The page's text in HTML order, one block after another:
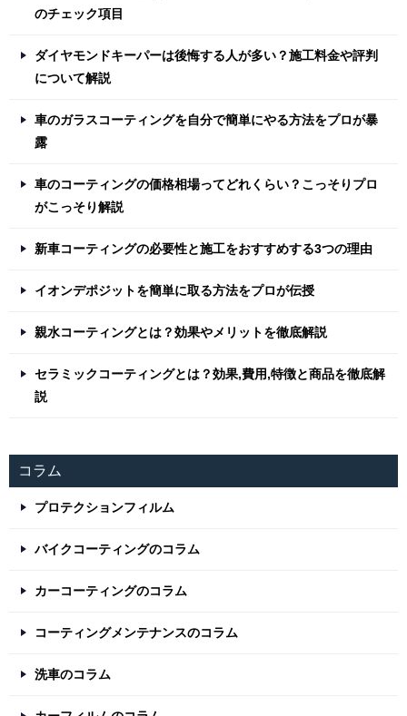
のチェック項目
ダイヤモンドキーパーは後悔する人が多い？施工料金や評判
について解説
車のガラスコーティングを自分で簡単にやる方法をプロが暴
露
車のコーティングの価格相場ってどれくらい？こっそりプロ
がこっそり解説
新車コーティングの必要性と施工をおすすめする3つの理由
イオンデポジットを簡単に取る方法をプロが伝授
親水コーティングとは？効果やメリットを徹底解説
セラミックコーティングとは？効果,費用,特徴と商品を徹底解
説
コラム
プロテクションフィルム
バイクコーティングのコラム
カーコーティングのコラム
コーティングメンテナンスのコラム
洗車のコラム